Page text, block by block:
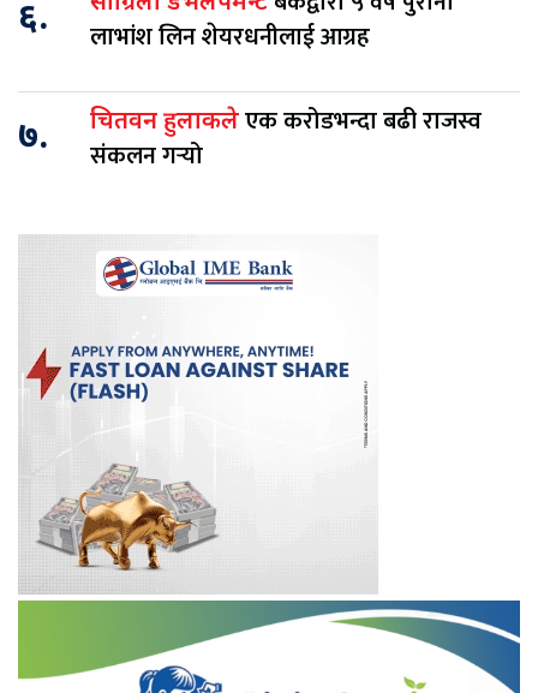
६.
लाभांश लिन शेयरधनीलाई आग्रह
७. चितवन हुलाकलेएक करोडभन्दा बढी राजस्व
संकलन गर्‍यो